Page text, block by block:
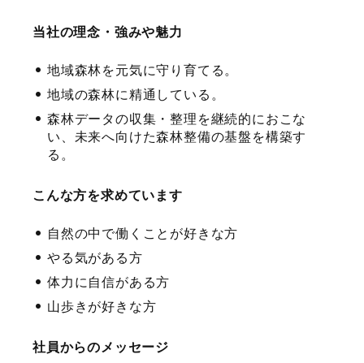
当社の理念・強みや魅力
地域森林を元気に守り育てる。
地域の森林に精通している。
森林データの収集・整理を継続的におこな
い、未来へ向けた森林整備の基盤を構築す
る。
こんな方を求めています
自然の中で働くことが好きな方
やる気がある方
体力に自信がある方
山歩きが好きな方
社員からのメッセージ